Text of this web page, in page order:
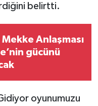
belirtti.
Anlaşması
gücünü
oyunumuzu